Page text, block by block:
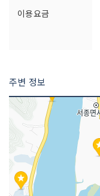
이용요금
이용시간
주변 정보